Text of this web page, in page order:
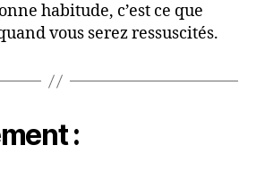
habitude, c’est ce que
vous serez ressuscités.
: